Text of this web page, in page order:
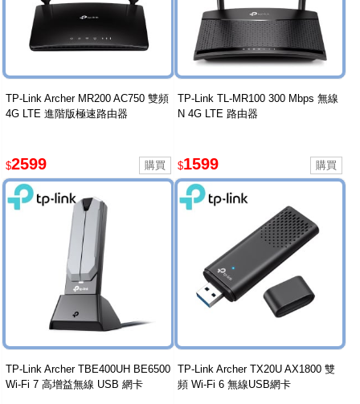
TP-Link Archer MR200 AC750 雙頻
4G LTE 進階版極速路由器
$2599
TP-Link TL-MR100 300 Mbps 無線
N 4G LTE 路由器
$1599
TP-Link Archer TBE400UH BE6500
Wi-Fi 7 高增益無線 USB 網卡
TP-Link Archer TX20U AX1800 雙
頻 Wi-Fi 6 無線USB網卡